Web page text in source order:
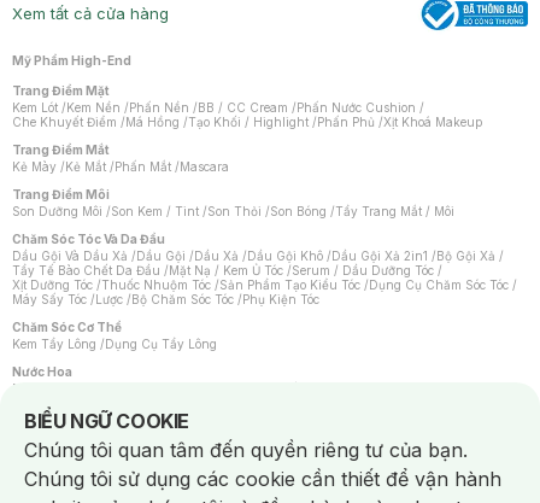
Xem tất cả cửa hàng
Mỹ Phẩm High-End
Trang Điểm Mặt
Kem Lót /Kem Nền /Phấn Nền /BB / CC Cream /Phấn Nước Cushion /
Che Khuyết Điểm /Má Hồng /Tạo Khối / Highlight /Phấn Phủ /Xịt Khoá Makeup
Trang Điểm Mắt
Kẻ Mày /Kẻ Mắt /Phấn Mắt /Mascara
Trang Điểm Môi
Son Dưỡng Môi /Son Kem / Tint /Son Thỏi /Son Bóng /Tẩy Trang Mắt / Môi
Chăm Sóc Tóc Và Da Đầu
Dầu Gội Và Dầu Xả /Dầu Gội /Dầu Xả /Dầu Gội Khô /Dầu Gội Xả 2in1 /Bộ Gội Xả /
Tẩy Tế Bào Chết Da Đầu /Mặt Nạ / Kem Ủ Tóc /Serum / Dầu Dưỡng Tóc /
Xịt Dưỡng Tóc /Thuốc Nhuộm Tóc /Sản Phẩm Tạo Kiểu Tóc /Dụng Cụ Chăm Sóc Tóc /
Máy Sấy Tóc /Lược /Bộ Chăm Sóc Tóc /Phụ Kiện Tóc
Chăm Sóc Cơ Thể
Kem Tẩy Lông /Dụng Cụ Tẩy Lông
Nước Hoa
Nước Hoa Nữ
Chăm Sóc Cá Nhân
Chống Muỗi /Khẩu Trang /Máy Massage/Mặt Nạ Xông Hơi /Nước Rửa Tay/
Sản Phẩm Chăm Sóc Khác /Bàn Chải Đánh Răng /Bàn Chải Điện/
Hỗ Trợ Trắng Răng/Kem Đánh Răng /Máy Tăm Nước/ Nước Súc Miệng/
Tăm / Chỉ Nha Khoa/ Xịt Thơm Miệng / Dung Dịch Vệ Sinh/Dưỡng Vùng Kín/
BIỂU NGỮ COOKIE
Notice about cookies usage
Chúng tôi quan tâm đến quyền riêng tư của bạn.
Chúng tôi sử dụng các cookie cần thiết để vận hành